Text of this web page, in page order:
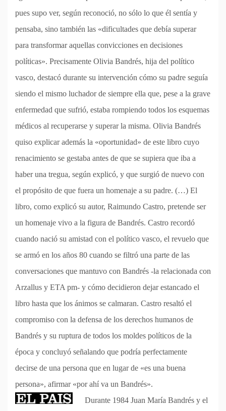
pues supo ver, según reconoció, no sólo lo que él sentía y
pensaba, sino también las «dificultades que debía superar
para transformar aquellas convicciones en decisiones
políticas». Precisamente Olivia Bandrés, hija del político
vasco, destacó durante su intervención cómo su padre seguía
siendo el mismo luchador de siempre ella que, pese a la grave
enfermedad que sufrió, estaba rompiendo todos los esquemas
médicos al recuperarse y superar la misma. Olivia Bandrés
quiso explicar además la «oportunidad» de este libro cuyo
renacimiento se gestaba antes de que se supiera que iba a
haber una tregua, según explicó, y que surgió de nuevo con
el propósito de que fuera un homenaje a su padre. (…) El
libro, como explicó su autor, Raimundo Castro, pretende ser
un homenaje vivo a la figura de Bandrés. Castro recordó
cuando nació su amistad con el político vasco, el revuelo que
se armó en los años 80 cuando se filtró una parte de las
conversaciones que mantuvo con Bandrés -la relacionada con
Arzallus y ETA pm- y cómo decidieron dejar estancado el
libro hasta que los ánimos se calmaran. Castro resaltó el
compromiso con la defensa de los derechos humanos de
Bandrés y su ruptura de todos los moldes políticos de la
época y concluyó señalando que podría perfectamente
decirse de una persona que en lugar de «es una buena
persona», afirmar «por ahí va un Bandrés».
Durante 1984 Juan María Bandrés y el